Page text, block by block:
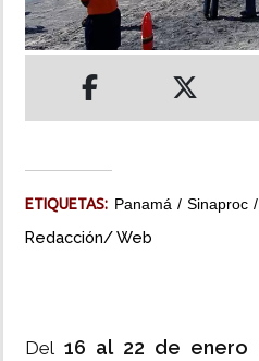
MULTIMEDIA
ETIQUETAS: Panamá Sinaproc
Redacción/ Web
Del 16 al 22 de enero